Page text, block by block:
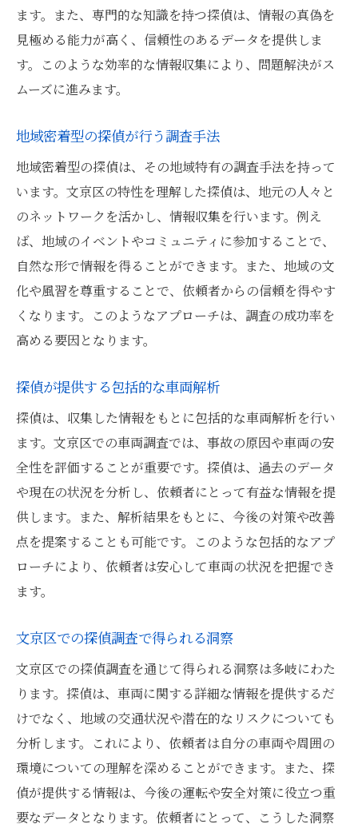
ます。また、専門的な知識を持つ探偵は、情報の真偽を
見極める能力が高く、信頼性のあるデータを提供しま
す。このような効率的な情報収集により、問題解決がス
ムーズに進みます。
地域密着型の探偵が行う調査手法
地域密着型の探偵は、その地域特有の調査手法を持って
います。文京区の特性を理解した探偵は、地元の人々と
のネットワークを活かし、情報収集を行います。例え
ば、地域のイベントやコミュニティに参加することで、
自然な形で情報を得ることができます。また、地域の文
化や風習を尊重することで、依頼者からの信頼を得やす
くなります。このようなアプローチは、調査の成功率を
高める要因となります。
探偵が提供する包括的な車両解析
探偵は、収集した情報をもとに包括的な車両解析を行い
ます。文京区での車両調査では、事故の原因や車両の安
全性を評価することが重要です。探偵は、過去のデータ
や現在の状況を分析し、依頼者にとって有益な情報を提
供します。また、解析結果をもとに、今後の対策や改善
点を提案することも可能です。このような包括的なアプ
ローチにより、依頼者は安心して車両の状況を把握でき
ます。
文京区での探偵調査で得られる洞察
文京区での探偵調査を通じて得られる洞察は多岐にわた
ります。探偵は、車両に関する詳細な情報を提供するだ
けでなく、地域の交通状況や潜在的なリスクについても
分析します。これにより、依頼者は自分の車両や周囲の
環境についての理解を深めることができます。また、探
偵が提供する情報は、今後の運転や安全対策に役立つ重
要なデータとなります。依頼者にとって、こうした洞察